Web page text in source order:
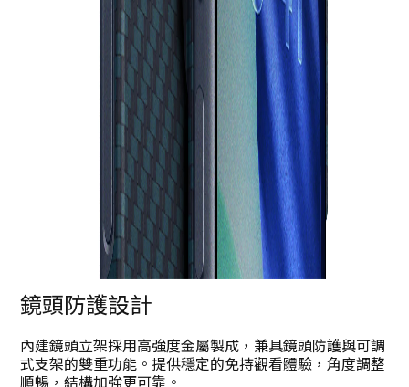
鏡頭防護設計
內建鏡頭立架採用高強度金屬製成，兼具鏡頭防護與可調
式支架的雙重功能。提供穩定的免持觀看體驗，角度調整
順暢，結構加強更可靠。